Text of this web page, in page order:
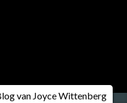
van Joyce Wittenberg